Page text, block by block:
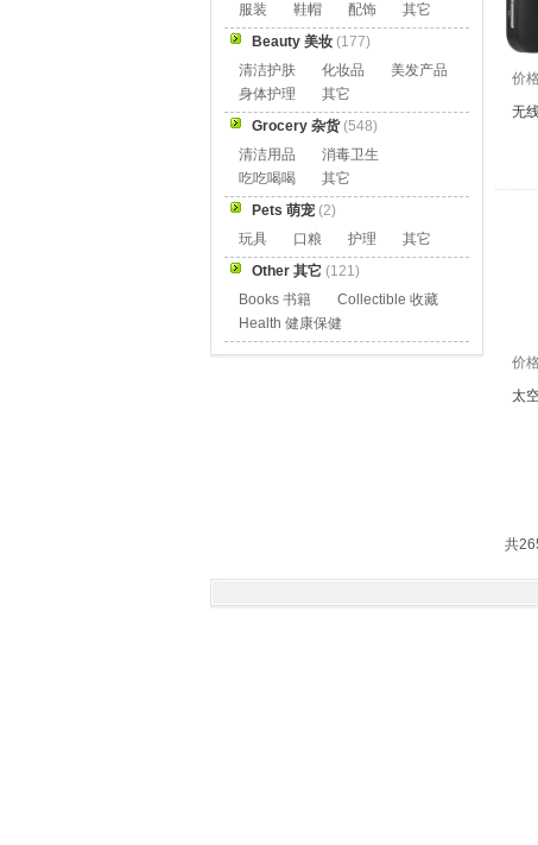
价
无
价
太
共
服装
鞋帽 配饰
其它
Beauty 美妆 (177)
清洁护肤
化妆品
美发产品
身体护理
其它
Grocery 杂货(548)
清洁用品
消毒卫生
吃吃喝喝
其它
Pets 萌宠 (2)
玩具
口粮 护理
其它
Other 其它 (121)
Books 书籍
Collectible 收藏
Health 健康保健